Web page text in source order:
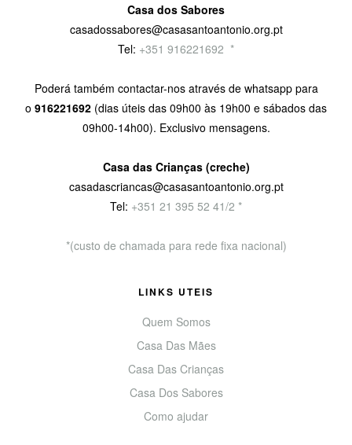
Casa dos Sabores
casadossabores@casasantoantonio.org.pt
Tel: +351 916221692 *
Poderá também contactar-nos através de whatsapp para
o 916221692 (dias úteis das 09h00 às 19h00 e sábados das
09h00-14h00). Exclusivo mensagens.
Casa das Crianças (creche)
casadascriancas@casasantoantonio.org.pt
Tel: +351 21 395 52 41/2 *
*(custo de chamada para rede fixa nacional)
LINKS UTEIS
Quem Somos
Casa Das Mães
Casa Das Crianças
Casa Dos Sabores
Como ajudar